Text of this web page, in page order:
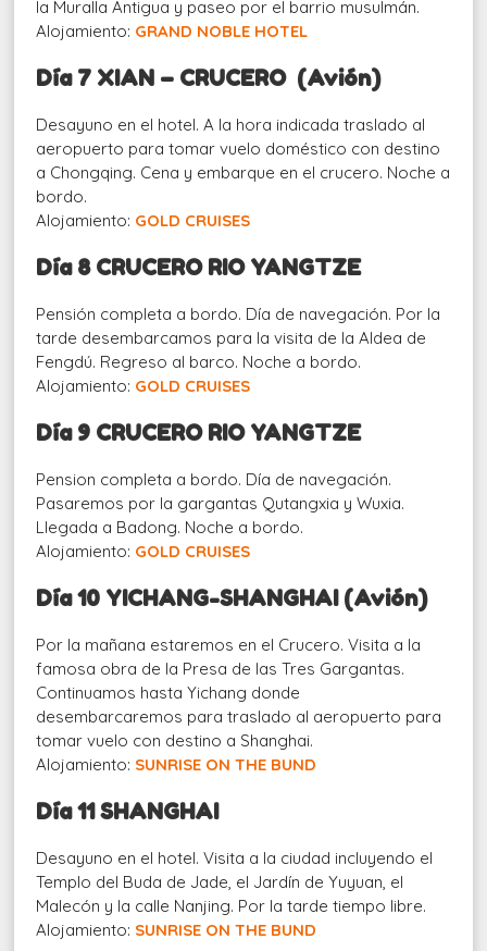
la Muralla Antigua y paseo por el barrio musulmán.
Alojamiento: GRAND NOBLE HOTEL
Día 7 XIAN – CRUCERO (Avión)
Desayuno en el hotel. A la hora indicada traslado al
aeropuerto para tomar vuelo doméstico con destino
a Chongqing. Cena y embarque en el crucero. Noche a
bordo.
Alojamiento: GOLD CRUISES
Día 8 CRUCERO RIO YANGTZE
Pensión completa a bordo. Día de navegación. Por la
tarde desembarcamos para la visita de la Aldea de
Fengdú. Regreso al barco. Noche a bordo.
Alojamiento: GOLD CRUISES
Día 9 CRUCERO RIO YANGTZE
Pension completa a bordo. Día de navegación.
Pasaremos por la gargantas Qutangxia y Wuxia.
Llegada a Badong. Noche a bordo.
Alojamiento: GOLD CRUISES
Día 10 YICHANG-SHANGHAI (Avión)
Por la mañana estaremos en el Crucero. Visita a la
famosa obra de la Presa de las Tres Gargantas.
Continuamos hasta Yichang donde
desembarcaremos para traslado al aeropuerto para
tomar vuelo con destino a Shanghai.
Alojamiento: SUNRISE ON THE BUND
Día 11 SHANGHAI
Desayuno en el hotel. Visita a la ciudad incluyendo el
Templo del Buda de Jade, el Jardín de Yuyuan, el
Malecón y la calle Nanjing. Por la tarde tiempo libre.
Alojamiento: SUNRISE ON THE BUND